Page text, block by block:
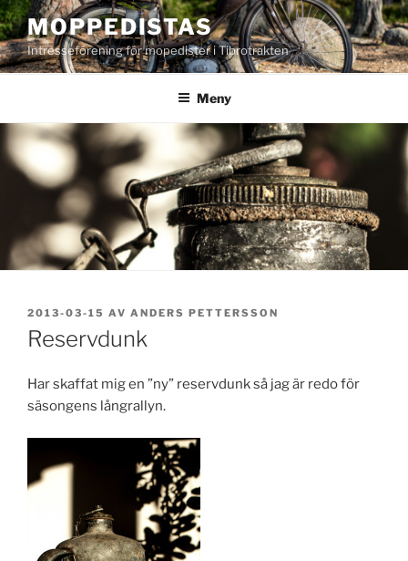
Hoppa
till
innehåll
MOPPEDISTAS
Intresseförening för mopedister i Tibrotrakten
Meny
PUBLICERAT
2013-03-15 AV ANDERS PETTERSSON
Reservdunk
Har skaffat mig en ”ny” reservdunk så jag är redo för
säsongens långrallyn.